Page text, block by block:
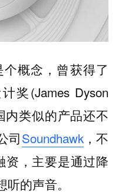
概念，曾获得了
奖(James Dyson
内类似的产品还不
司Soundhawk，不
资，主要是通过降
的声音。